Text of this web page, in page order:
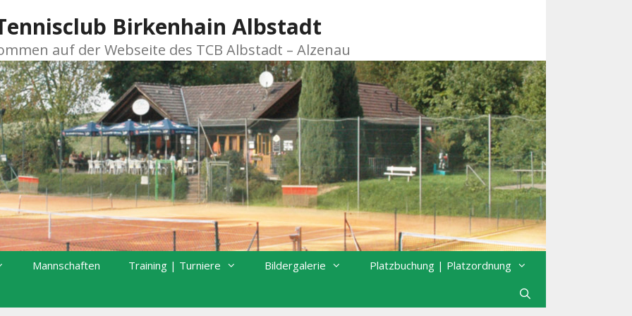
Birkenhain Albstadt
auf der Webseite des TCB Albstadt – Alzenau
Mannschaften Training | Turniere Bildergalerie
Platzbuchung | Platzordnung